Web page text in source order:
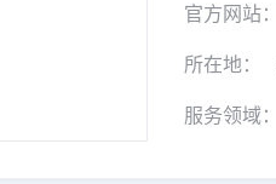
官方网站：
所在地：
服务领域：